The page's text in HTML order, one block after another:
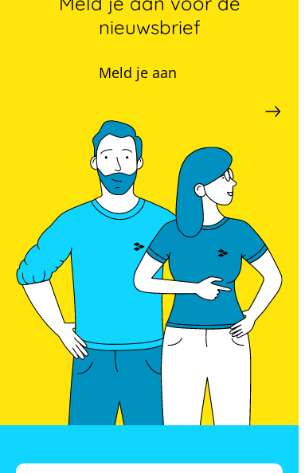
nieuwsbrief
Meld je aan